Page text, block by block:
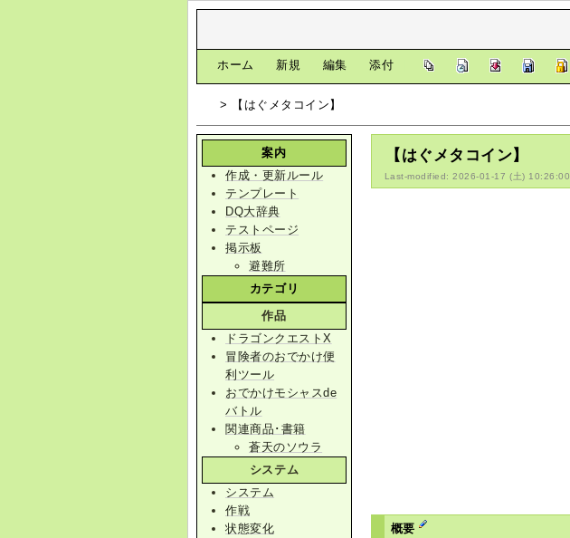
ホーム 新規 編集 添付
> 【はぐメタコイン】
【はぐメタコイン】
Last-modified: 2026-01-17 (土) 10:26:00
概要
案内
作成・更新ルール
テンプレート
DQ大辞典
テストページ
掲示板
避難所
カテゴリ
作品
ドラゴンクエストX
冒険者のおでかけ便
利ツール
おでかけモシャスde
バトル
関連商品･書籍
蒼天のソウラ
システム
システム
作戦
状態変化